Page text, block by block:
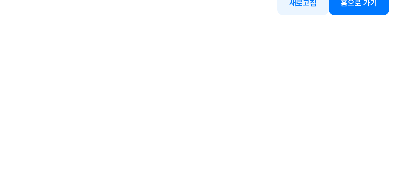
새로고침 홈으로 가기